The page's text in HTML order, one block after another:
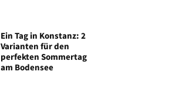
Ein Tag in Konstanz: 2
Varianten für den
perfekten Sommertag
am Bodensee